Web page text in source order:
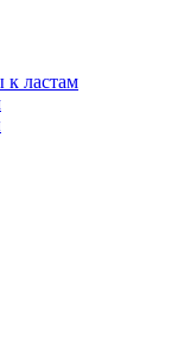
к ластам